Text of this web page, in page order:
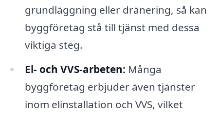
grundläggning eller dränering, så kan
byggföretag stå till tjänst med dessa
viktiga steg.
El- och VVS-arbeten: Många
byggföretag erbjuder även tjänster
inom elinstallation och VVS, vilket